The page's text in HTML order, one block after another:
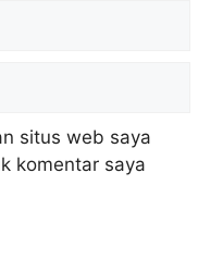
situs web saya
komentar saya